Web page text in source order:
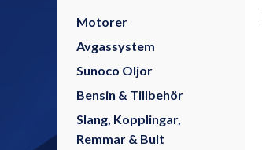
Motorer
Avgassystem
Sunoco Oljor
Bensin & Tillbehör
Slang, Kopplingar,
Remmar & Bult